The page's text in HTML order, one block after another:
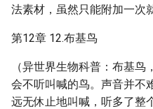
法素材，虽然只能附加一次
第12章 12.布基鸟
（异世界生物科普：布基
会不听叫喊的鸟。声音并不
远无休止地叫喊，听多了整